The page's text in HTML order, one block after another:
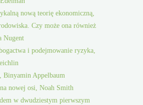
nową teorię ekonomiczną,
Czy może ona również
Nugent
i podejmowanie ryzyka,
Binyamin Appelbaum
nowej osi, Noah Smith
w dwudziestym pierwszym